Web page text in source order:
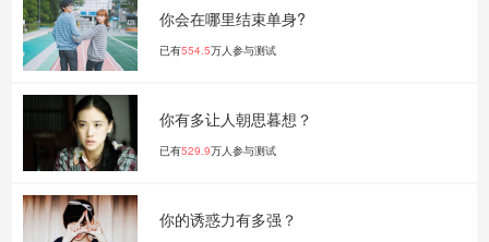
你会在哪里结束单身?
已有554.5万人参与测试
你有多让人朝思暮想？
已有529.9万人参与测试
你的诱惑力有多强？